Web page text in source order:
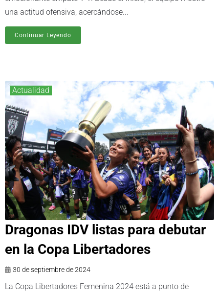
una actitud ofensiva, acercándose...
Continuar Leyendo
Actualidad
Dragonas IDV listas para debutar
en la Copa Libertadores
30 de septiembre de 2024
La Copa Libertadores Femenina 2024 está a punto de